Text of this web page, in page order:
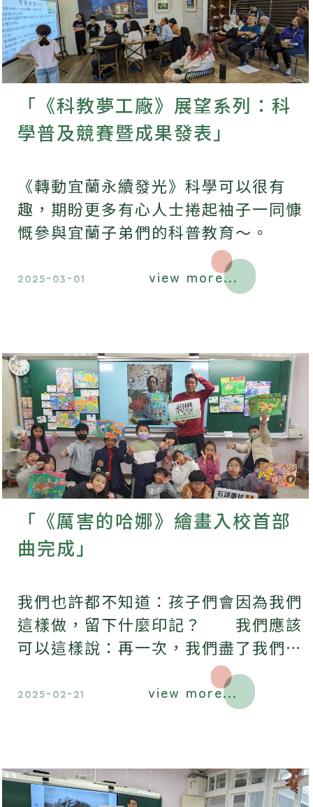
「《科教夢工廠》展望系列：科
學普及競賽暨成果發表」
《轉動宜蘭永續發光》科學可以很有
趣，期盼更多有心人士捲起袖子一同慷
慨參與宜蘭子弟們的科普教育～。
2025-03-01 view more...
「《厲害的哈娜》繪畫入校首部
曲完成」
我們也許都不知道：孩子們會因為我們
這樣做，留下什麼印記？ 我們應該
可以這樣說：再一次，我們盡了我們最
2025-02-21 view more...